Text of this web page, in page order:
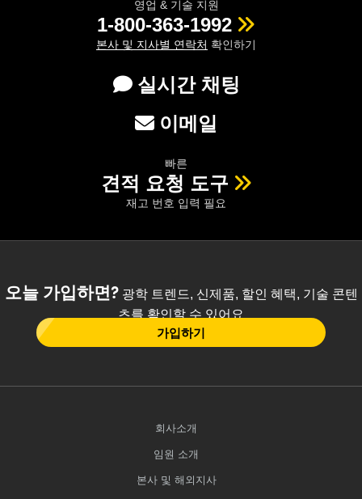
영업 & 기술 지원
1-800-363-1992
본사 및 지사별 연락처 확인하기
실시간 채팅
이메일
빠른
견적 요청 도구
재고 번호 입력 필요
오늘 가입하면?광학 트렌드, 신제품, 할인 혜택, 기술 콘텐
츠를 확인할 수 있어요
가입하기
회사소개
임원 소개
본사 및 해외지사